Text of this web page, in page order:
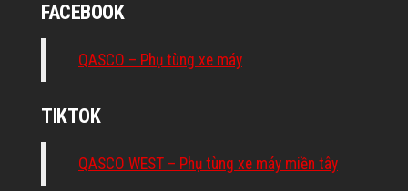
FACEBOOK
QASCO – Phụ tùng xe máy
TIKTOK
QASCO WEST – Phụ tùng xe máy miền tây